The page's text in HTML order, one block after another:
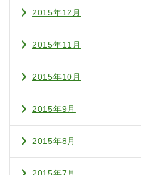
2015年12月
2015年11月
2015年10月
2015年9月
2015年8月